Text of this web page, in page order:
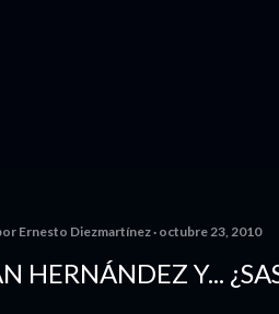
Ernesto Diezmartínez octubre 23, 2010
HERNÁNDEZ Y...